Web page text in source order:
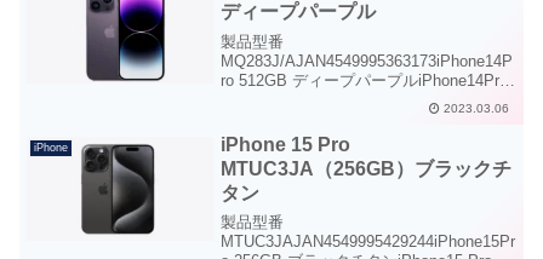
ディープパープル
製品型番
MQ283J/AJAN4549995363173iPhone14P
ro 512GB ディープパープルiPhone14Pro
SIMフリー 512GBディープパープル仕様
AppleCare+ for iPhone14Pro型番税込価
格...
2023.03.06
iPhone
iPhone 15 Pro
MTUC3JA（256GB）ブラックチ
タン
製品型番
MTUC3JAJAN4549995429244iPhone15Pr